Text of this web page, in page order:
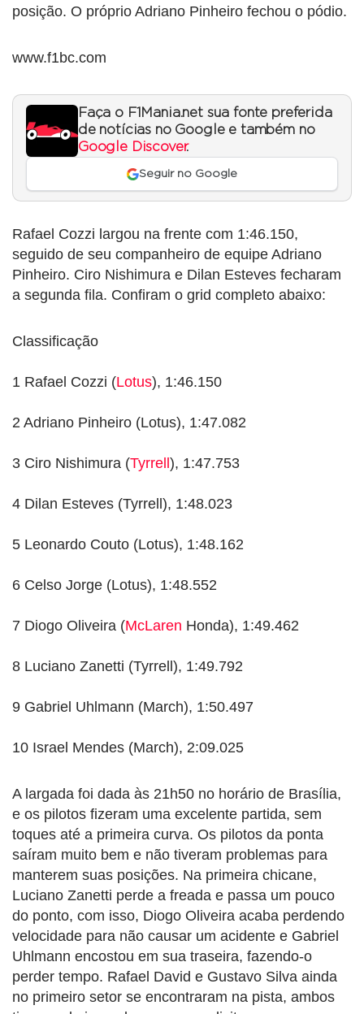
posição. O próprio Adriano Pinheiro fechou o pódio.
www.f1bc.com
Faça o F1Mania.net sua fonte preferida
de notícias no Google e também no
Google Discover.
Seguir no Google
Rafael Cozzi largou na frente com 1:46.150,
seguido de seu companheiro de equipe Adriano
Pinheiro. Ciro Nishimura e Dilan Esteves fecharam
a segunda fila. Confiram o grid completo abaixo:
Classificação
1 Rafael Cozzi (Lotus), 1:46.150
2 Adriano Pinheiro (Lotus), 1:47.082
3 Ciro Nishimura (Tyrrell ), 1:47.753
4 Dilan Esteves (Tyrrell), 1:48.023
5 Leonardo Couto (Lotus), 1:48.162
6 Celso Jorge (Lotus), 1:48.552
7 Diogo Oliveira (McLaren Honda), 1:49.462
8 Luciano Zanetti (Tyrrell), 1:49.792
9 Gabriel Uhlmann (March), 1:50.497
10 Israel Mendes (March), 2:09.025
A largada foi dada às 21h50 no horário de Brasília,
e os pilotos fizeram uma excelente partida, sem
toques até a primeira curva. Os pilotos da ponta
saíram muito bem e não tiveram problemas para
manterem suas posições. Na primeira chicane,
Luciano Zanetti perde a freada e passa um pouco
do ponto, com isso, Diogo Oliveira acaba perdendo
velocidade para não causar um acidente e Gabriel
Uhlmann encostou em sua traseira, fazendo-o
perder tempo. Rafael David e Gustavo Silva ainda
no primeiro setor se encontraram na pista, ambos